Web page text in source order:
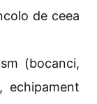
de ceea
(bocanci,
echipament